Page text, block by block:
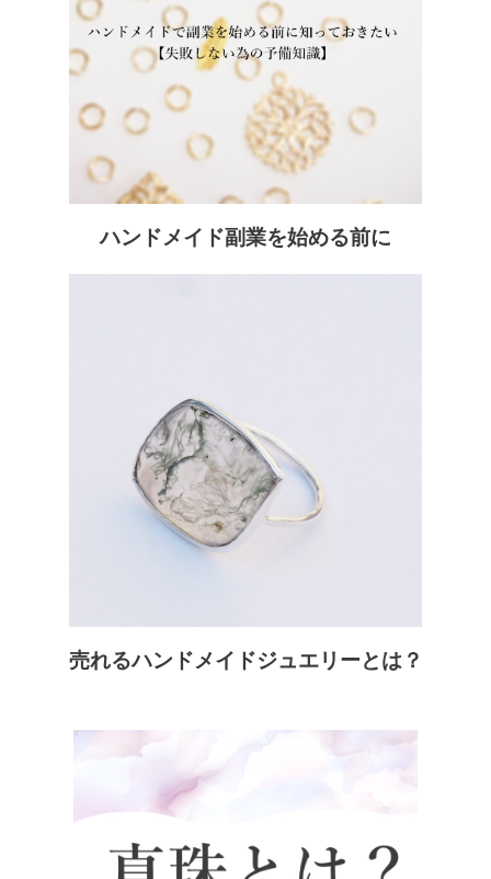
ハンドメイド副業を始める前に
売れるハンドメイドジュエリーとは？